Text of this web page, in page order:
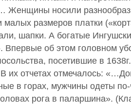
Женщины носили
малых размеров платки
шапки. А богатые
Впервые об этом головном
посетившие в
их отчетах отмечалось:
в горах, мужчины одеты
рога в паларшина».